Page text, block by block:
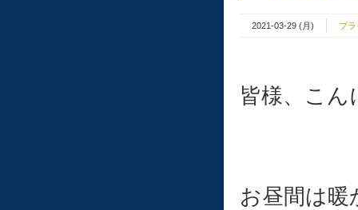
2021-03-29 (月) ブ
皆様、こん
お昼間は